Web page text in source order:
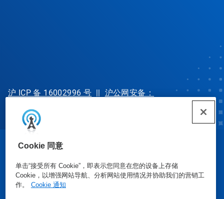
Cookie 同意
单击“接受所有 Cookie”，即表示您同意在您的设备上存储
Cookie，以增强网站导航、分析网站使用情况并协助我们的营销工
作。
Cookie 通知
沪 ICP 备 16002996 号 || 沪公网安备：
31010702002902 号
安全数据表 | 隐私政策|使用条款